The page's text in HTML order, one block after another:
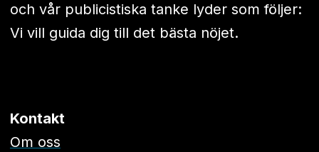
och vår publicistiska tanke lyder som följer:
Vi vill guida dig till det bästa nöjet.
Kontakt
Om oss